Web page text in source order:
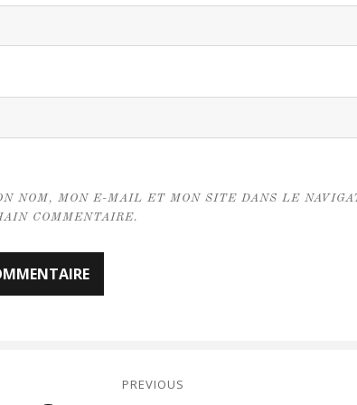
NOM, MON E-MAIL ET MON SITE DANS LE
COMMENTAIRE.
PREVIOUS